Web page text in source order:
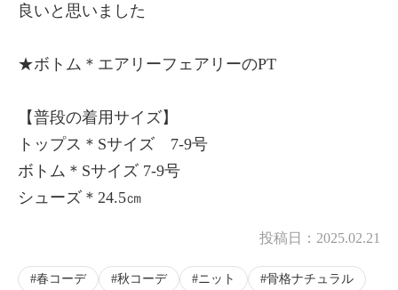
×
良いと思いました
★ボトム＊エアリーフェアリーのPT
【普段の着用サイズ】
トップス＊Sサイズ 7-9号
ボトム＊Sサイズ 7-9号
シューズ＊24.5㎝
投稿日： 2025.02.21
春コーデ 秋コーデ ニット
骨格ナチュラル